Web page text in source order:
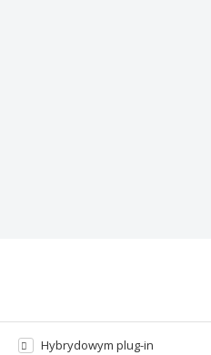
Hybrydowym plug-in